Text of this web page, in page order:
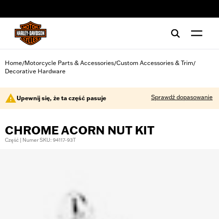
Home/Motorcycle Parts & Accessories/Custom Accessories & Trim/
Decorative Hardware
Upewnij się, że ta część pasuje Sprawdź dopasowanie
CHROME ACORN NUT KIT
Część | Numer SKU: 94117-93T